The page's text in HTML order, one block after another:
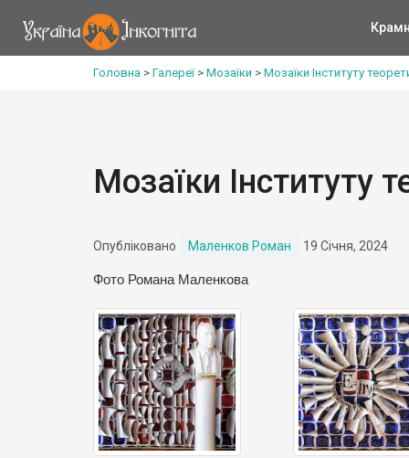
Головна > Галереї> Мозаїки > Мозаїки Інституту
Мозаїки Інституту
Опубліковано Маленков Роман 19 Січня, 2024
Фото Романа Маленкова